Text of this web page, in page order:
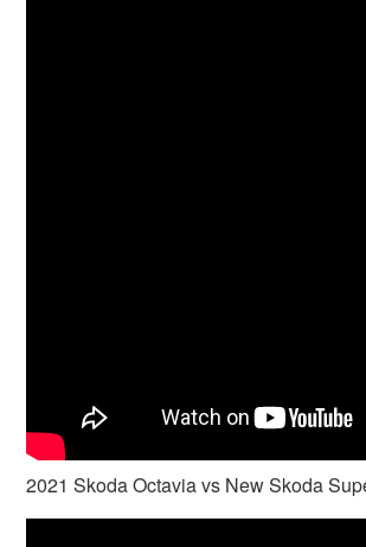
2021 Skoda Octavia vs New Skoda